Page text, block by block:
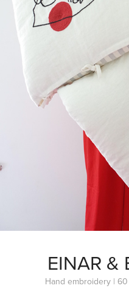
EINAR &
Hand embroidery |